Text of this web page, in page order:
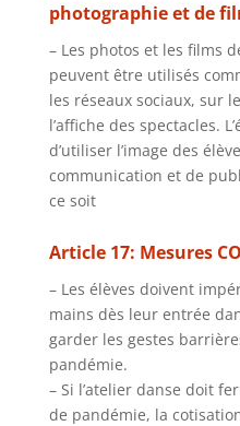
photographie et de
– Les photos et les films
peuvent être utilisés
les réseaux sociaux, sur
l’affiche des spectacles.
d’utiliser l’image des
communication et de
ce soit
Article 17: Mesures
– Les élèves doivent
mains dès leur entrée
garder les gestes
pandémie.
– Si l’atelier danse doit
de pandémie, la